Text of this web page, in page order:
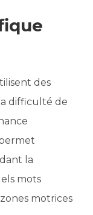
des
difficulté de
la
mots
motrices